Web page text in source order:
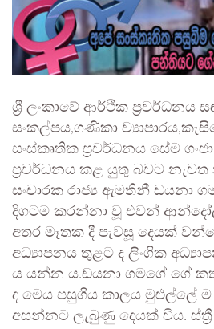
ශ්‍රී ලංකාවේ ආර්ථික ප්‍රවර්ධනය
සංකල්පය,ගණිකා
සංස්කෘතික ප්‍රවර්ධනය සේම
ප්‍රවර්ධනය කළ යුතු බවට
සංචාරක රාජ්‍ය ඇමතිනී ඩයනා
දිගටම කරන්නා වූ එවන්
අතර මෑතක දී පැවසූ දෙයක්
අධ්‍යාපනය තුළට ද ලිංගික
ය යන්න ය.ඩයනා ගමගේ ගේ
ද මෙය පසුගිය කාලය මුළුල්ලේ
අසන්නට ලැබුණු දෙයක් විය. ස්ත්‍රී